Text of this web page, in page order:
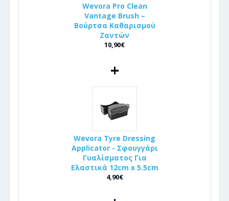
Wevora Pro Clean
Vantage Brush –
Βούρτσα Καθαρισμού
Ζαντών
10,90€
+
Wevora Tyre Dressing
Applicator - Σφουγγάρι
Γυαλίσματος Για
Ελαστικά 12cm x 5.5cm
4,90€